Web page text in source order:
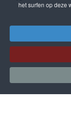
het surfen op deze